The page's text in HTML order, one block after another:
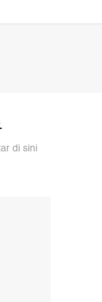
di sini